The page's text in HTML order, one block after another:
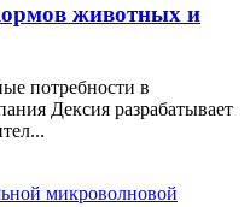
животных и
потребности в
Дексия разрабатывает